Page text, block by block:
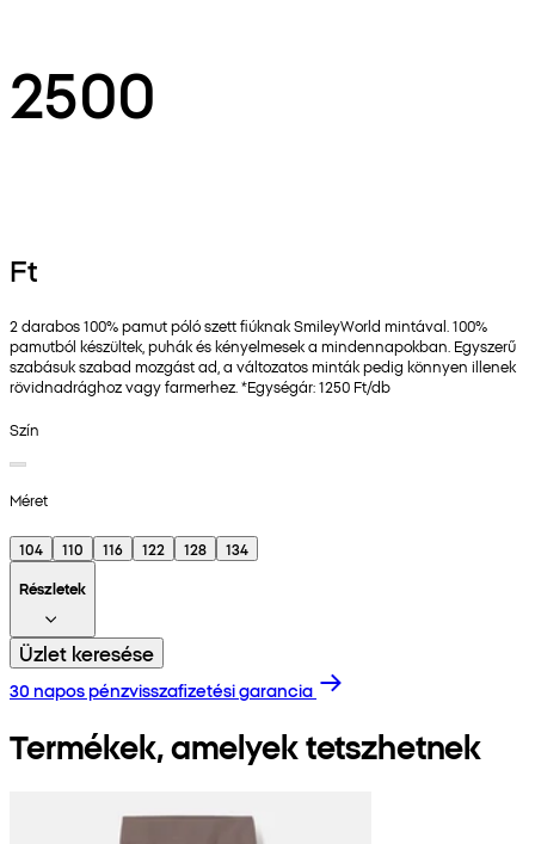
2500
Ft
2 darabos 100% pamut póló szett fiúknak SmileyWorld mintával. 100%
pamutból készültek, puhák és kényelmesek a mindennapokban. Egyszerű
szabásuk szabad mozgást ad, a változatos minták pedig könnyen illenek
rövidnadrághoz vagy farmerhez. *Egységár: 1250 Ft/db
Szín
Méret
104 110 116 122 128
134
Részletek
Üzlet keresése
30 napos pénzvisszafizetési garancia
Termékek, amelyek tetszhetnek